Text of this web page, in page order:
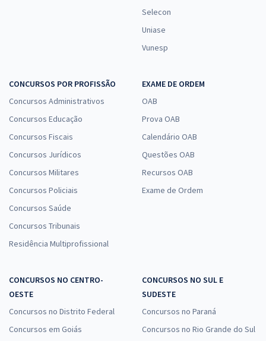
Selecon
Uniase
Vunesp
CONCURSOS POR PROFISSÃO
Concursos Administrativos
Concursos Educação
Concursos Fiscais
Concursos Jurídicos
Concursos Militares
Concursos Policiais
Concursos Saúde
Concursos Tribunais
Residência Multiprofissional
EXAME DE ORDEM
OAB
Prova OAB
Calendário OAB
Questões OAB
Recursos OAB
Exame de Ordem
CONCURSOS NO CENTRO-
OESTE
Concursos no Distrito Federal
Concursos em Goiás
CONCURSOS NO SUL E
SUDESTE
Concursos no Paraná
Concursos no Rio Grande do Sul